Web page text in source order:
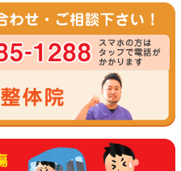
日に休日診療をしており、交通
診療をしているので、仕事で帰
善していなかったり、仕事の関
、手続きとしては保険会社に電